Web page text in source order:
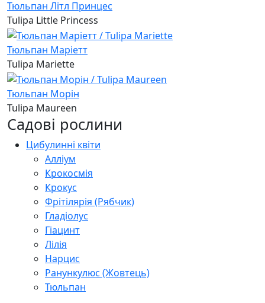
Тюльпан Літл Принцес
Tulipa Little Princess
Тюльпан Маріетт
Tulipa Mariette
Тюльпан Морін
Tulipa Maureen
Садові рослини
Цибулинні квіти
Алліум
Крокосмія
Крокус
Фрітілярія (Рябчик)
Гладіолус
Гіацинт
Лілія
Нарцис
Ранункулюс (Жовтець)
Тюльпан